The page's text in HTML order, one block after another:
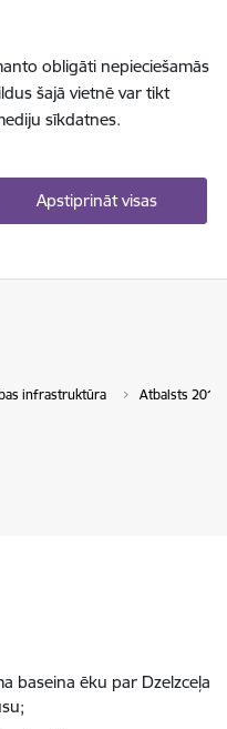
obligāti nepieciešamās
šajā vietnē var tikt
sīkdatnes.
Apstiprināt visas
infrastruktūra Atbalsts
baseina ēku par Dzelzceļa